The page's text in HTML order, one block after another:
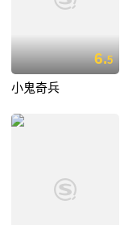
6.5
小鬼奇兵